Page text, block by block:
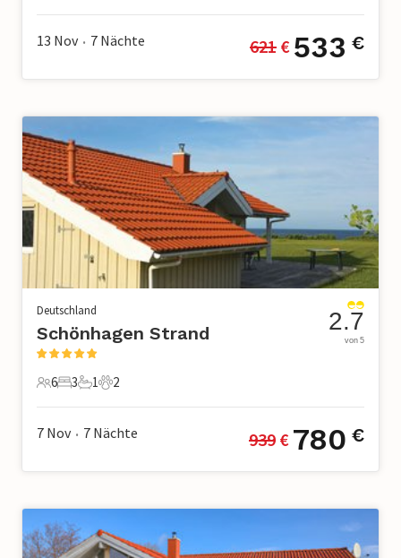
13 Nov • 7 Nächte 621 € 533 €
Deutschland
Schönhagen Strand
6 Gäste
6
3 Schlafzimmer
3
1 Badezimmer
1
2 Haustiere
2
2.7
von 5
7 Nov • 7 Nächte 939 € 780 €